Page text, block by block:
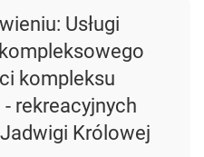
Usługi
kompleksu
rekreacyjnych
Królowej